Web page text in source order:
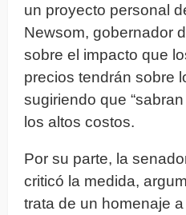
un proyecto personal
Newsom, gobernador
sobre el impacto que
precios tendrán sobre
sugiriendo que
los altos costos.
Por su parte, la
criticó la medida,
trata de un homenaje